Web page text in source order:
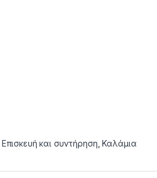
Επισκευή και συντήρηση ,Καλάμια